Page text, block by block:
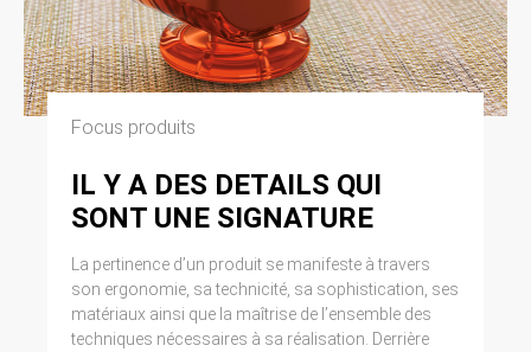
Focus produits
IL Y A DES DETAILS QUI
SONT UNE SIGNATURE
La pertinence d’un produit se manifeste à travers
son ergonomie, sa technicité, sa sophistication, ses
matériaux ainsi que la maîtrise de l’ensemble des
techniques nécessaires à sa réalisation. Derrière